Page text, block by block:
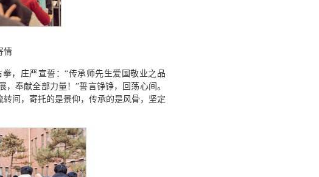
情
，庄严宣誓：“传承师先生爱国敬业之品
奉献全部力量！”誓言铮铮，回荡心间。
间，寄托的是景仰，传承的是风骨，坚定